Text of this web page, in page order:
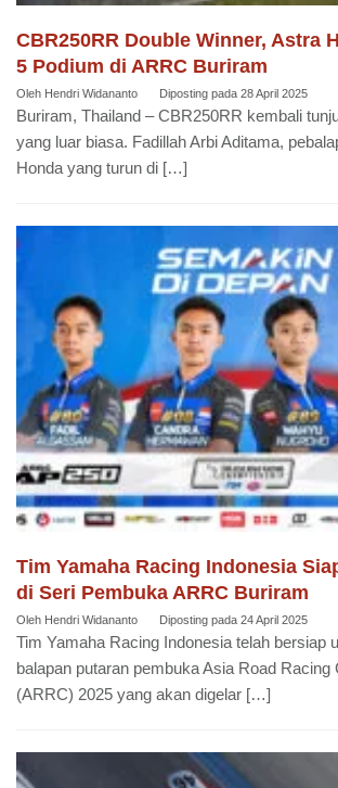
CBR250RR Double Winner, Astra
5 Podium di ARRC Buriram
Oleh Hendri Widananto Diposting pada 28 April 2025
Buriram, Thailand – CBR250RR kembali
yang luar biasa. Fadillah Arbi Aditama,
Honda yang turun di […]
Tim Yamaha Racing Indonesia
di Seri Pembuka ARRC Buriram
Oleh Hendri Widananto Diposting pada 24 April 2025
Tim Yamaha Racing Indonesia telah bersiap
balapan putaran pembuka Asia Road Racing
(ARRC) 2025 yang akan digelar […]